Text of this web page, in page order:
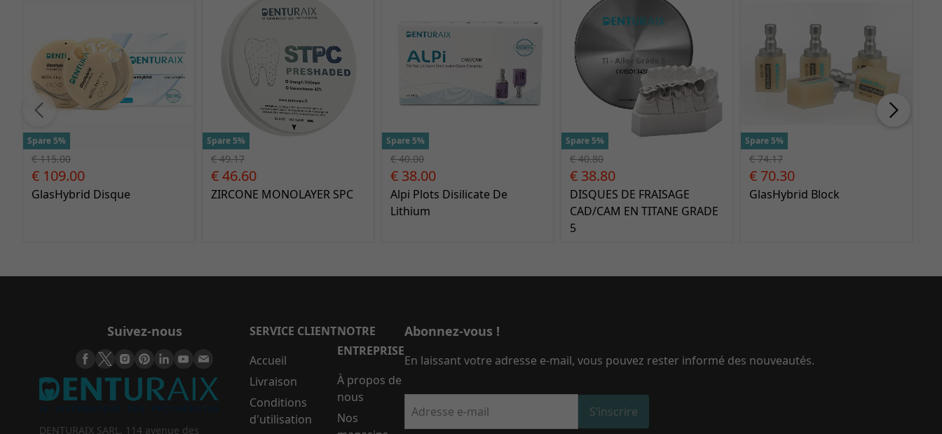
Spare 5%
€ 115.00
€ 109.00
GlasHybrid Disque
Spare 5%
€ 49.17
€ 46.60
ZIRCONE MONOLAYER SPC
Spare 5%
€ 40.00
€ 38.00
Alpi Plots Disilicate De
Lithium
Spare 5%
€ 40.80
€ 38.80
DISQUES DE FRAISAGE
CAD/CAM EN TITANE GRADE
5
Spare 5%
€ 74.17
€ 70.30
GlasHybrid Block
Suivez-nous
DENTURAIX SARL, 114 avenue des
SERVICE CLIENT
Accueil
Livraison
Conditions
d'utilisation
NOTRE
ENTREPRISE
À propos de
nous
Nos
Abonnez-vous !
En laissant votre adresse e-mail, vous pouvez rester informé des nouveautés.
Adresse e-mail S’inscrire